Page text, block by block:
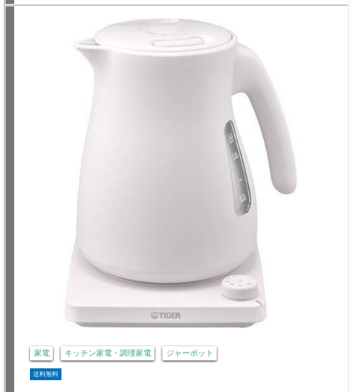
家電 キッチン家電・調理家電 ジャーポット
送料無料